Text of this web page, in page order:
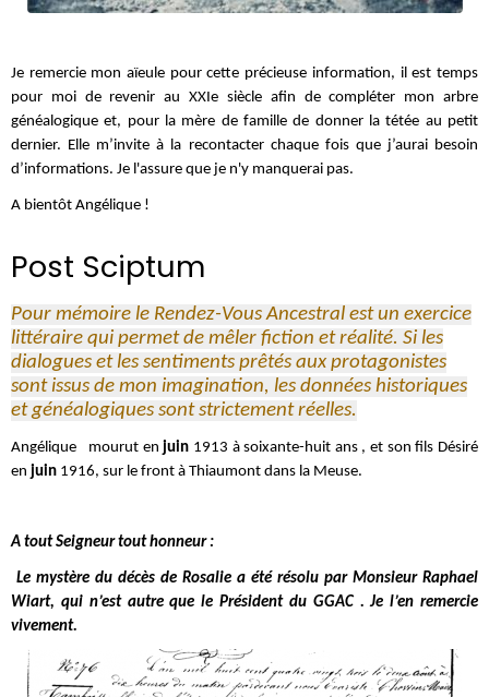
Je remercie mon aïeule pour cette précieuse information, il est temps
pour moi de revenir au XXIe siècle afin de compléter mon arbre
généalogique et, pour la mère de famille de donner la tétée au petit
dernier. Elle m’invite à la recontacter chaque fois que j’aurai besoin
d’informations. Je l'assure que je n'y manquerai pas.
A bientôt Angélique !
Post Sciptum
Pour mémoire le Rendez-Vous Ancestral est un exercice
littéraire qui permet de mêler fiction et réalité. Si les
dialogues et les sentiments prêtés aux protagonistes
sont issus de mon imagination, les données historiques
et généalogiques sont strictement réelles.
Angélique mourut en juin 1913 à soixante-huit ans , et son fils Désiré
en juin 1916, sur le front à Thiaumont dans la Meuse.
A tout Seigneur tout honneur :
Le mystère du décès de Rosalie a été résolu par Monsieur Raphael
Wiart, qui n’est autre que le Président du GGAC . Je l’en remercie
vivement.